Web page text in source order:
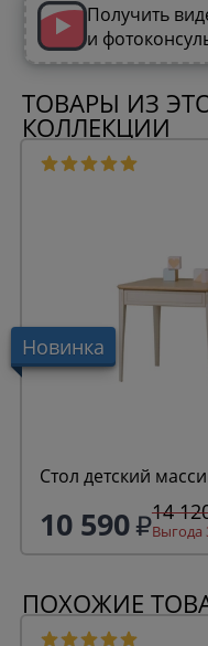
Получить
и
ТОВАРЫ ИЗ
КОЛЛЕКЦИИ
Новинка
Стол детский
10 590 14
Выгода
ПОХОЖИЕ